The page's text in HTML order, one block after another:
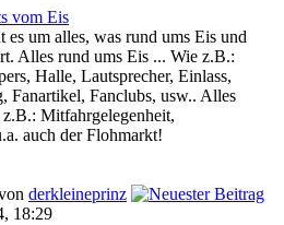
vom Eis
es um alles, was rund ums Eis und
Alles rund ums Eis ... Wie z.B.:
Halle, Lautsprecher, Einlass,
Fanartikel, Fanclubs, usw.. Alles
Mitfahrgelegenheit,
auch der Flohmarkt!
derkleineprinz
18:29